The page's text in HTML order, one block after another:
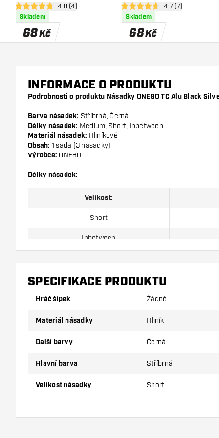
otevřít panel recenzí
4.8 hodnoticí hvězdičky
4.8 (4)
Skladem
68Kč
otevřít panel recenzí
4.7 hodnoticí hvězdičky
4.7 (7)
Skladem
68Kč
INFORMACE O PRODUKTU
Podrobnosti o produktu Násadky ONE80 TC Alu Black
Barva násadek: Stříbrná, Černá
Délky násadek: Medium, Short, Inbetween
Materiál násadek: Hliníkové
Obsah: 1 sada (3 násadky)
Výrobce: ONE80
Délky násadek:
Velikost:
Short
Inbetween
Ujistěte se, že máte po ruce dostatek letky a
vyhovuje nejlépe!
SPECIFIKACE PRODUKTU
Hráč šipek Žádné
Materiál násadky Hliník
Další barvy Černá
Hlavní barva Stříbrná
Velikost násadky Short